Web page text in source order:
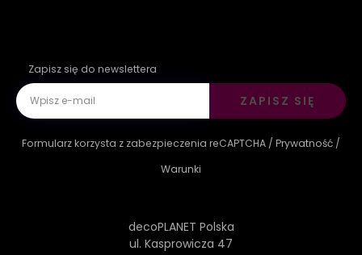
Zapisz się do newslettera
ZAPISZ SIĘ
Formularz korzysta z zabezpieczenia reCAPTCHA / Prywatność /
Warunki
decoPLANET Polska
ul. Kasprowicza 47